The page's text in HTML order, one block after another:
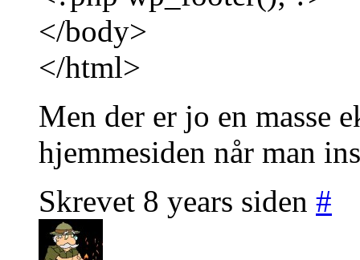
</body>
</html>
Men der er jo en masse
hjemmesiden når man
Skrevet 8 years siden #